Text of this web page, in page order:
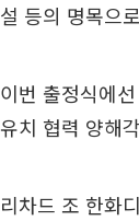
설 등의 명목으
이번 출정식에
유치 협력 양해
리차드 조 한화